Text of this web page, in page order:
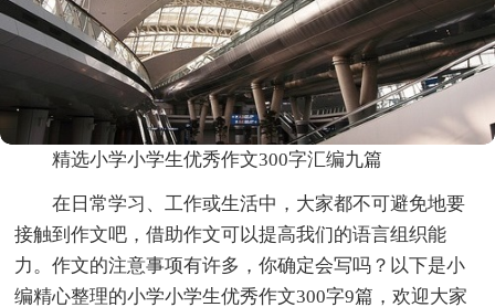
精选小学小学生优秀作文300字汇编九篇
在日常学习、工作或生活中，大家都不可避免地要
接触到作文吧，借助作文可以提高我们的语言组织能
力。作文的注意事项有许多，你确定会写吗？以下是小
编精心整理的小学小学生优秀作文300字9篇，欢迎大家